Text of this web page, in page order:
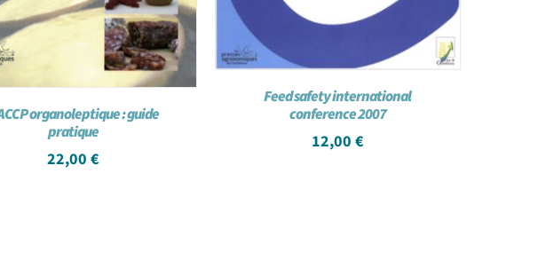
organoleptique : guide
pratique
22,00€
Feed safety international
conference 2007
12,00 €